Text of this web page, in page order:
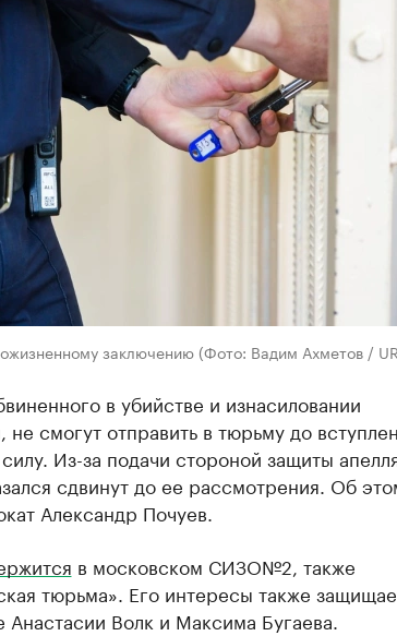
заключению (Фото: Вадим Ахметов /
в убийстве и изнасиловании
смогут отправить в тюрьму до
Из-за подачи стороной защиты
сдвинут до ее рассмотрения. Об
Александр Почуев.
в московском СИЗО№2, также
тюрьма». Его интересы также
Волк и Максима Бугаева.